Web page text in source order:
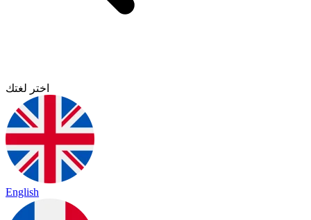
اختر لغتك
English